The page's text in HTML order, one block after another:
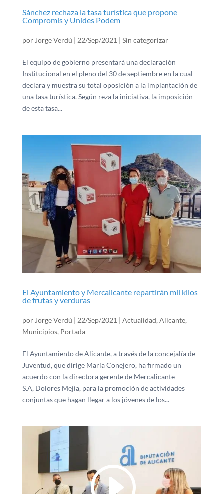
Sánchez rechaza la tasa turística que propone
Compromís y Unides Podem
por Jorge Verdú | 22/Sep/2021 | Sin categorizar
El equipo de gobierno presentará una declaración
Institucional en el pleno del 30 de septiembre en la cual
declara y muestra su total oposición a la implantación de
una tasa turística. Según reza la iniciativa, la imposición
de esta tasa...
El Ayuntamiento y Mercalicante repartirán mil kilos
de frutas y verduras
por Jorge Verdú | 22/Sep/2021 | Actualidad, Alicante,
Municipios, Portada
El Ayuntamiento de Alicante, a través de la concejalía de
Juventud, que dirige María Conejero, ha firmado un
acuerdo con la directora gerente de Mercalicante
S.A, Dolores Mejía, para la promoción de actividades
conjuntas que hagan llegar a los jóvenes de los...